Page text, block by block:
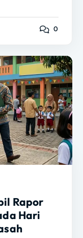
0
Rapor
Hari